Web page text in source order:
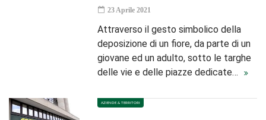
23 Aprile 2021
Attraverso il gesto simbolico della
deposizione di un fiore, da parte di un
giovane ed un adulto, sotto le targhe
delle vie e delle piazze dedicate…
AZIENDE & TERRITORI